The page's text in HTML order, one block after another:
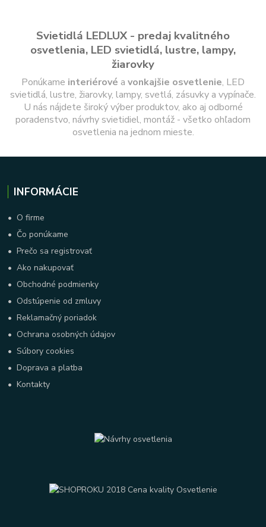
Svietidlá LEDLUX - predaj kvalitného
osvetlenia, LED svietidlá, lustre, lampy,
žiarovky
Ponúkame interiérové a vonkajšie osvetlenie, LED
svietidlá, lustre, žiarovky, lampy, svetlá, zásuvky a vypínače.
U nás nájdete široký výber produktov, ako aj odborné
poradenstvo, návrhy svietidiel, montáž - všetko ohľadom
osvetlenia na jednom mieste.
INFORMÁCIE
• O firme
• Čo ponúkame
•Prečo sa registrovať
•Ako nakupovať
• Obchodné podmienky
• Odstúpenie od zmluvy
•Reklamačný poriadok
• Ochrana osobných údajov
•Súbory cookies
•Doprava a platba
•Kontakty